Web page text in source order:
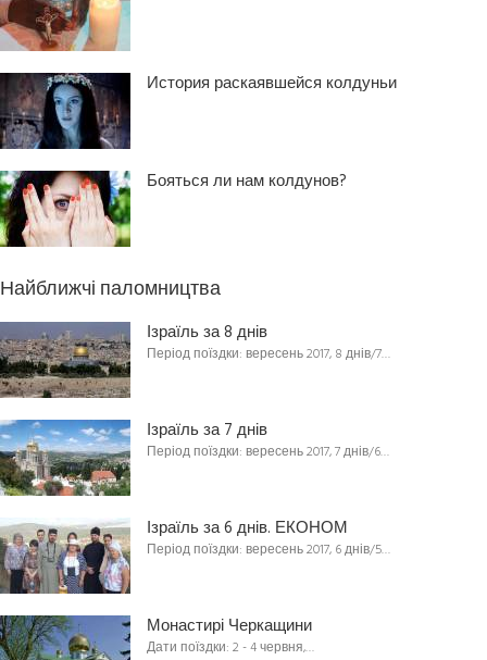
История раскаявшейся колдуньи
Бояться ли нам колдунов?
Найближчі паломництва
Ізраїль за 8 днів
Період поїздки: вересень 2017, 8 днів/7…
Ізраїль за 7 днів
Період поїздки: вересень 2017, 7 днів/6…
Ізраїль за 6 днів. ЕКОНОМ
Період поїздки: вересень 2017, 6 днів/5…
Монастирі Черкащини
Дати поїздки: 2 - 4 червня,…